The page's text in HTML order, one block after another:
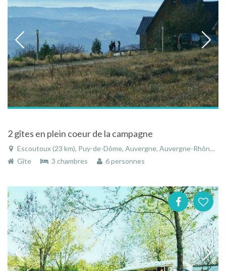
2 gîtes en plein coeur de la campagne
Escoutoux (23 km), Puy-de-Dôme, Auvergne, Auvergne-Rhône-Alpes, France
Gîte
3 chambres 6 personnes